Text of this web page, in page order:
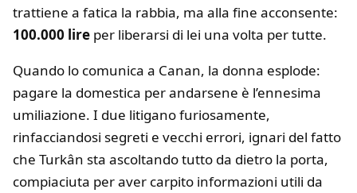
trattiene a fatica la rabbia, ma alla fine acconsente:
100.000 lire per liberarsi di lei una volta per tutte.
Quando lo comunica a Canan, la donna esplode:
pagare la domestica per andarsene è l’ennesima
umiliazione. I due litigano furiosamente,
rinfacciandosi segreti e vecchi errori, ignari del fatto
che Turkân sta ascoltando tutto da dietro la porta,
compiaciuta per aver carpito informazioni utili da